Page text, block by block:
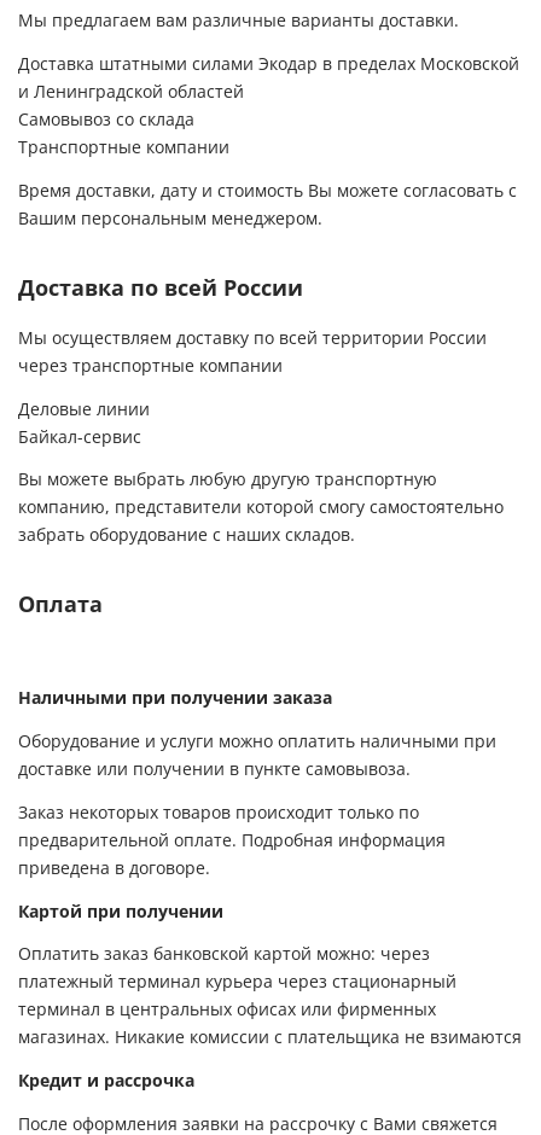
и уже через 2 дня ко мне приедет
компании Экодар -очень
спокойные,вежливые,аккуратные и
ответственные люди.За это им огромное
спасибо и долгих лет процветания их фирме!
Мы предлагаем вам различные варианты доставки.
Доставка штатными силами Экодар в пределах Московской
и Ленинградской областей
Самовывоз со склада
Транспортные компании
Время доставки, дату и стоимость Вы можете согласовать с
Вашим персональным менеджером.
Доставка по всей России
Мы осуществляем доставку по всей территории России
через транспортные компании
Деловые линии
Байкал-сервис
Вы можете выбрать любую другую транспортную
компанию, представители которой смогу самостоятельно
забрать оборудование с наших складов.
Оплата
Наличными при получении заказа
Оборудование и услуги можно оплатить наличными при
доставке или получении в пункте самовывоза.
Заказ некоторых товаров происходит только по
предварительной оплате. Подробная информация
приведена в договоре.
Картой при получении
Оплатить заказ банковской картой можно: через
платежный терминал курьера через стационарный
терминал в центральных офисах или фирменных
магазинах. Никакие комиссии с плательщика не взимаются
Кредит и рассрочка
После оформления заявки на рассрочку с Вами свяжется